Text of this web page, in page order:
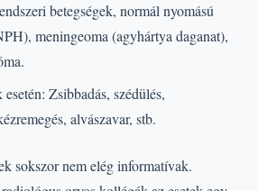
betegségek, normál nyomású
meningeoma (agyhártya daganat),
Zsibbadás, szédülés,
alvászavar, stb.
sokszor nem elég informatívak.